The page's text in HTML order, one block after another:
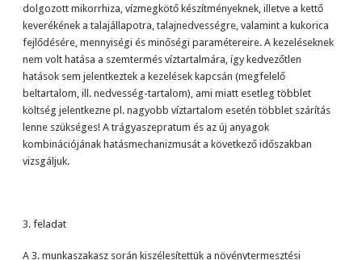
dolgozott mikorrhiza, vízmegkötő készítményeknek, illetve a kettő
keverékének a talajállapotra, talajnedvességre, valamint a kukorica
fejlődésére, mennyiségi és minőségi paramétereire. A kezeléseknek
nem volt hatása a szemtermés víztartalmára, így kedvezőtlen
hatások sem jelentkeztek a kezelések kapcsán (megfelelő
beltartalom, ill. nedvesség-tartalom), ami miatt esetleg többlet
költség jelentkezne pl. nagyobb víztartalom esetén többlet szárítás
lenne szükséges! A trágyaszepratum és az új anyagok
kombinációjának hatásmechanizmusát a következő időszakban
vizsgáljuk.
3. feladat
A 3. munkaszakasz során kiszélesítettük a növénytermesztési